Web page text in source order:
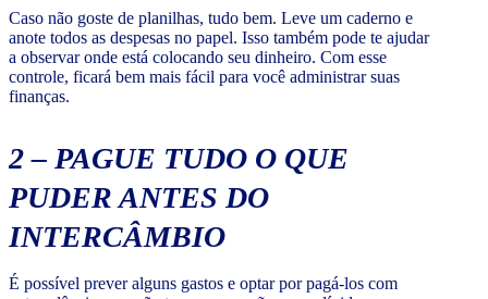
Caso não goste de planilhas, tudo bem. Leve um caderno e
anote todos as despesas no papel. Isso também pode te ajudar
a observar onde está colocando seu dinheiro. Com esse
controle, ficará bem mais fácil para você administrar suas
finanças.
2 – PAGUE TUDO O QUE
PUDER ANTES DO
INTERCÂMBIO
É possível prever alguns gastos e optar por pagá-los com